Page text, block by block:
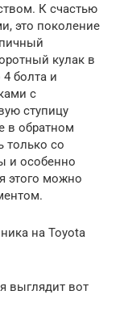
К счастью
это поколение
кулак в
4 болта и
с
ступицу
в обратном
только со
и особенно
этого можно
на Toyota
выглядит вот